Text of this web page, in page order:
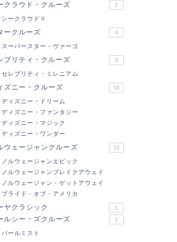
クラウド・クルーズ 2
シークラウドⅡ
ークルーズ 4
スーパースター・ヴァーゴ
ブリティ・クルーズ 3
セレブリティ・ミレニアム
ズニー・クルーズ 18
ディズニー・ドリーム
ディズニー・ファンタジー
ディズニー・マジック
ディズニー・ワンダー
ウェージャンクルーズ 13
ノルウェージャンエピック
ノルウェージャンブレイクアウェイ
ノルウェージャン・ゲットアウェイ
プライド・オブ・アメリカ
ヤクラシック 1
ルシー・ズクルーズ 1
パールミスト